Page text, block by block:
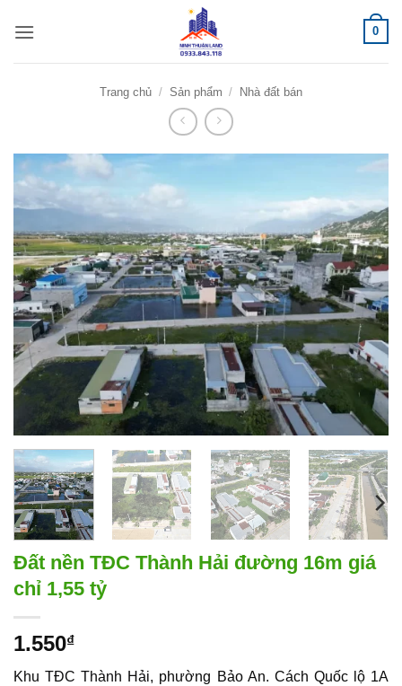
qua
0
Trang chủ / Sản phẩm / Nhà đất bán
Đất nền TĐC Thành Hải đường 16m giá
chỉ 1,55 tỷ
1.550₫
Khu TĐC Thành Hải, phường Bảo An. Cách Quốc lộ 1A